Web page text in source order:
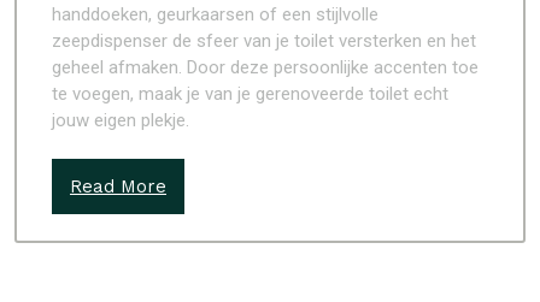
handdoeken, geurkaarsen of een stijlvolle
zeepdispenser de sfeer van je toilet versterken en het
geheel afmaken. Door deze persoonlijke accenten toe
te voegen, maak je van je gerenoveerde toilet echt
jouw eigen plekje.
Read More